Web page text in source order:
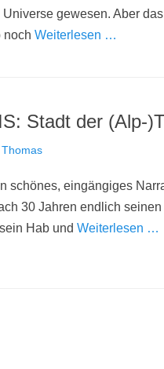
gewesen. Aber
noch Weiterlesen …
Stadt der (Alp-
Thomas
schönes, eingängiges
30 Jahren endlich
Hab und Weiterlesen …